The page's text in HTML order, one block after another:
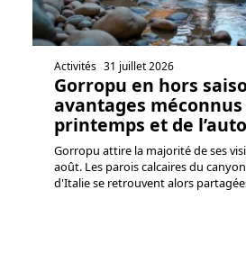
Activités 31 juillet 2026
Gorropu en hors
avantages méconnus
printemps et de
Gorropu attire la majorité de ses
août. Les parois calcaires du
d'Italie se retrouvent alors